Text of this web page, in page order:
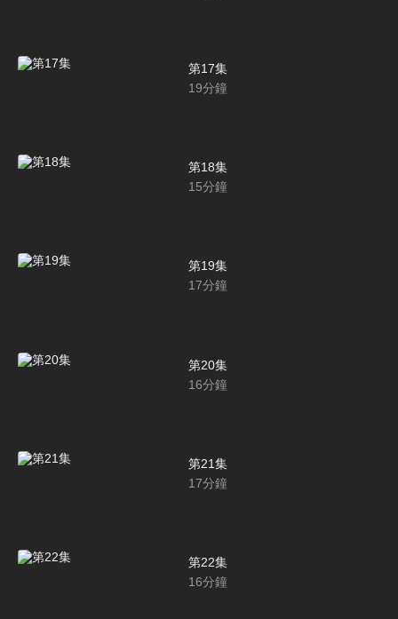
第17集
19分鐘
第18集
15分鐘
第19集
17分鐘
第20集
16分鐘
第21集
17分鐘
第22集
16分鐘